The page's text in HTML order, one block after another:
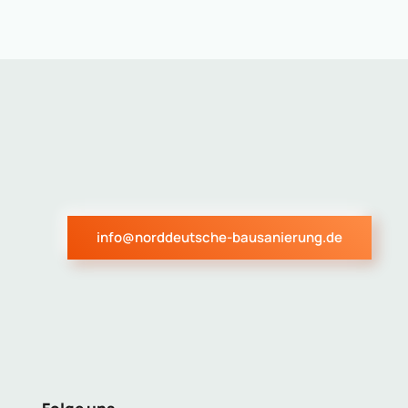
info@norddeutsche-bausanierung.de